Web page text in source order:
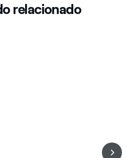
relacionado